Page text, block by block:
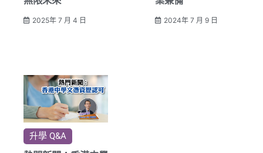
2025年 7 月 4 日 2024年 7 月 9 日
升學 Q&A